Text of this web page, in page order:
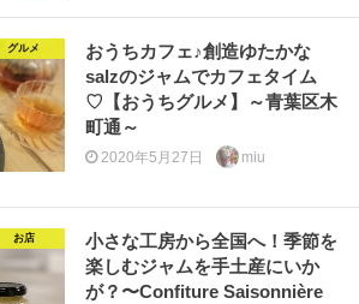
グルメ
おうちカフェ♪創造ゆたかな
salzのジャムでカフェタイム
♡【おうちグルメ】～青葉区木
町通～
2020年5月27日 miu
お店
小さな工房から全国へ！季節を
楽しむジャムを手土産にいか
が？〜Confiture Saisonnière